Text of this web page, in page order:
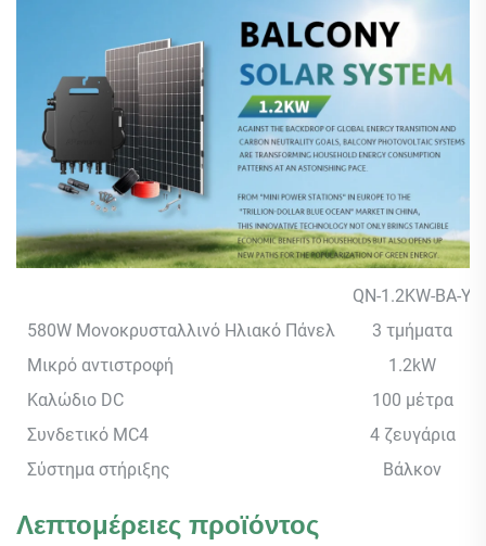
QN-1.2KW-BA-Y
580W Μονοκρυσταλλινό Ηλιακό Πάνελ
3 τμήματα
Μικρό αντιστροφή
1.2kW
Καλώδιο DC
100 μέτρα
Συνδετικό MC4
4 ζευγάρια
Σύστημα στήριξης
Βάλκον
Λεπτομέρειες προϊόντος